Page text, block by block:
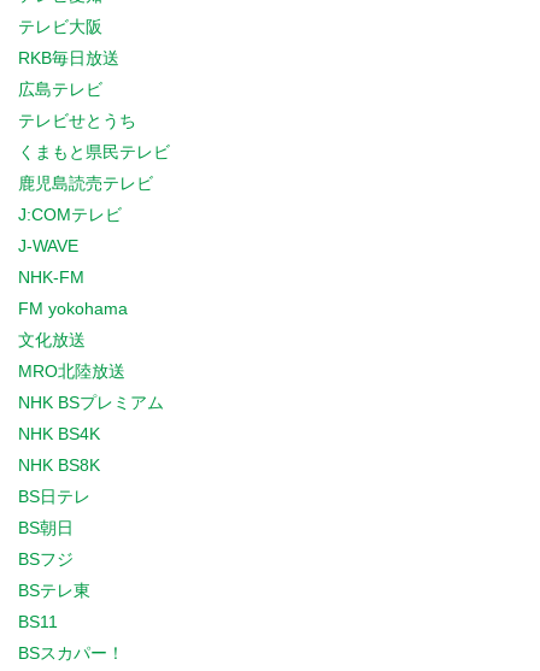
テレビ大阪
RKB毎日放送
広島テレビ
テレビせとうち
くまもと県民テレビ
鹿児島読売テレビ
J:COMテレビ
J-WAVE
NHK-FM
FM yokohama
文化放送
MRO北陸放送
NHK BSプレミアム
NHK BS4K
NHK BS8K
BS日テレ
BS朝日
BSフジ
BSテレ東
BS11
BSスカパー！